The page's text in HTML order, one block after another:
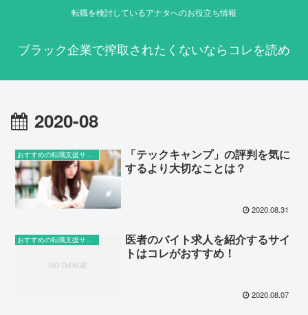
転職を検討しているアナタへのお役立ち情報
ブラック企業で搾取されたくないならコレを読め
2020-08
「テックキャンプ」の評判を気に
するより大切なことは？
2020.08.31
医者のバイト求人を紹介するサイ
トはコレがおすすめ！
2020.08.07